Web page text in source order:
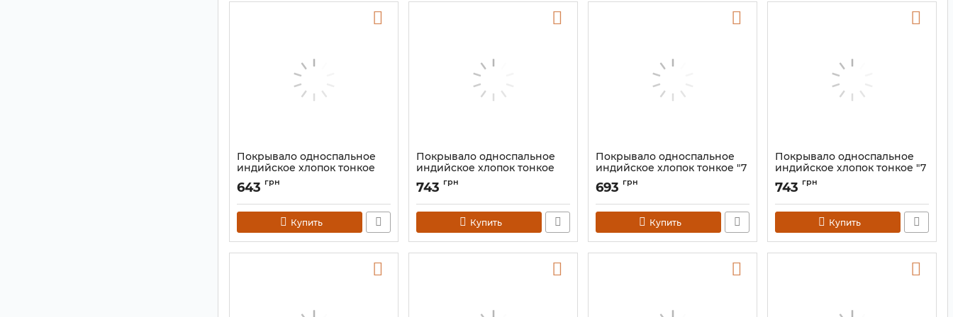
Покрывало односпальное
индийское хлопок тонкое
"Будда" Оранжевое 140*210
Артикул:
643 грн
Купить
Покрывало односпальное
индийское хлопок тонкое
"Астрология" Цветное
140*210
Артикул: 9040674
743 грн
Купить
Покрывало односпальное
индийское хлопок тонкое "7
Чакр" Цветное 140*210 №2
Артикул:
693 грн
Купить
Покрывало односпальное
индийское хлопок тонкое "7
Чакр" Полоска 140*210
Артикул:
743 грн
Купить